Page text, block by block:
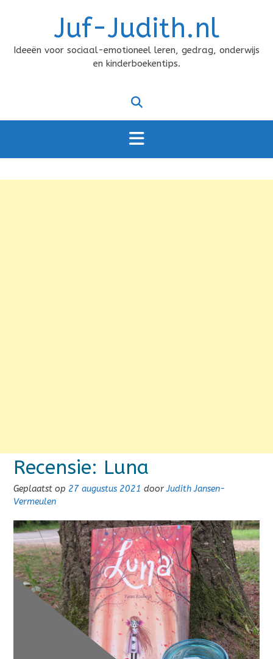
Juf-Judith.nl
Ideeën voor sociaal-emotioneel leren, gedrag, onderwijs
en kinderboekentips.
Recensie: Luna
Geplaatst op 27 augustus 2021 doorJudith Jansen-
Vermeulen